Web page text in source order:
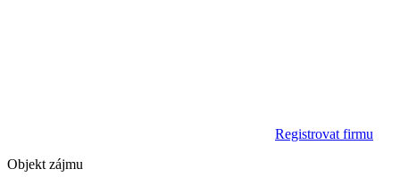
Registrovat firmu
Objekt zájmu